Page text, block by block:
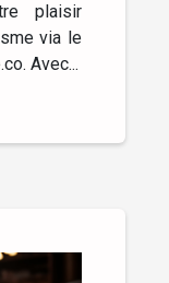
plaisir
via le
Avec...